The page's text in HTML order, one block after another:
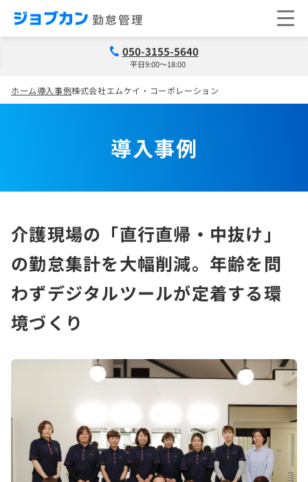
050-3155-5640
平日9:00～18:00
ホーム導入事例株式会社エムケイ・コーポレーション
導入事例
介護現場の「直行直帰・中抜け」
の勤怠集計を大幅削減。年齢を問
わずデジタルツールが定着する環
境づくり